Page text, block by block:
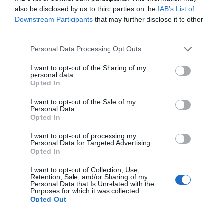
also be disclosed by us to third parties on the IAB’s List of
Downstream Participants that may further disclose it to other
Please note that this website/app uses one or more Google
not limited to your visit or usage behaviour. You may click to
grant or deny consent to Google and its third-party tags to
use your data for below specified purposes in below Google
consent section.
Personal Data Processing Opt Outs
I want to opt-out of the Sharing of my
personal data.
Opted In
I want to opt-out of the Sale of my
Personal Data.
Opted In
I want to opt-out of processing my
Personal Data for Targeted Advertising.
Opted In
I want to opt-out of Collection, Use,
Retention, Sale, and/or Sharing of my
Personal Data that Is Unrelated with the
Purposes for which it was collected.
Opted Out